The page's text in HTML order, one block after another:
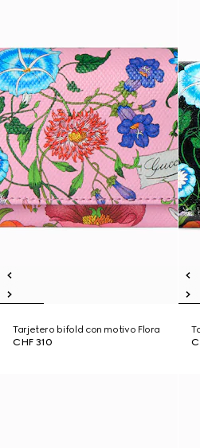
Tarjetero bifold con motivo Flora
CHF 310